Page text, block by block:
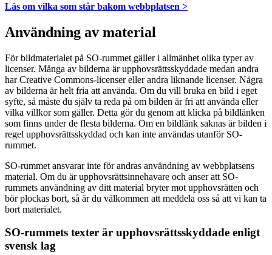
Läs om vilka som står bakom webbplatsen >
Användning av material
För bildmaterialet på SO-rummet gäller i allmänhet olika typer av
licenser. Många av bilderna är upphovsrättsskyddade medan andra
har Creative Commons-licenser eller andra liknande licenser. Några
av bilderna är helt fria att använda. Om du vill bruka en bild i eget
syfte, så måste du själv ta reda på om bilden är fri att använda eller
vilka villkor som gäller. Detta gör du genom att klicka på bildlänken
som finns under de flesta bilderna. Om en bildlänk saknas är bilden i
regel upphovsrättsskyddad och kan inte användas utanför SO-
rummet.
SO-rummet ansvarar inte för andras användning av webbplatsens
material. Om du är upphovsrättsinnehavare och anser att SO-
rummets användning av ditt material bryter mot upphovsrätten och
bör plockas bort, så är du välkommen att meddela oss så att vi kan ta
bort materialet.
SO-rummets texter är upphovsrättsskyddade enligt
svensk lag